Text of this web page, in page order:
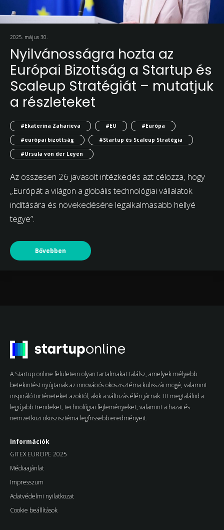
2025. május 30.
Nyilvánosságra hozta az
Európai Bizottság a Startup és
Scaleup Stratégiát – mutatjuk
a részleteket
#Ekaterina Zaharieva #EU
#Európa
#európai bizottság
#Startup és Scaleup Stratégia
#Ursula von der Leyen
Az összesen 26 javasolt intézkedés azt célozza, hogy
„Európát a világon a globális technológiai vállalatok
indítására és növekedésére legalkalmasabb hellyé
tegye”.
Bővebben
A Startup online felületein olyan tartalmakat találsz, amelyek mélyebb
betekintést nyújtanak az innovációs ökoszisztéma kulisszái mögé, valamint
inspiráló történeteket azoktól, akik a változás élén járnak. Itt megtalálod a
legújabb trendeket, technológiai fejleményeket, valamint a hazai és
nemzetközi ökoszisztéma legfrissebb eredményeit.
Információk
GITEX EUROPE 2025
Médiaajánlat
Impresszum
Adatvédelmi nyilatkozat
Cookie beállítások